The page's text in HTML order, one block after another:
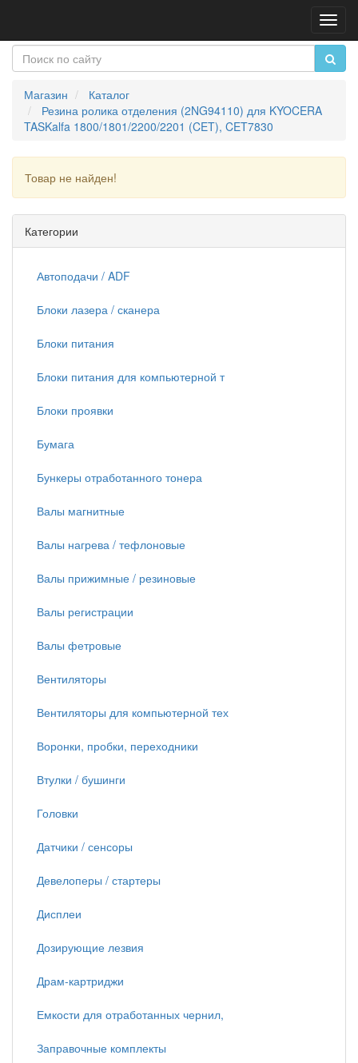
Магазин
Каталог
Резина ролика отделения (2NG94110) для KYOCERA
TASKalfa 1800/1801/2200/2201 (CET), CET7830
Товар не найден!
Категории
Автоподачи / ADF
Блоки лазера / сканера
Блоки питания
Блоки питания для компьютерной т
Блоки проявки
Бумага
Бункеры отработанного тонера
Валы магнитные
Валы нагрева / тефлоновые
Валы прижимные / резиновые
Валы регистрации
Валы фетровые
Вентиляторы
Вентиляторы для компьютерной тех
Воронки, пробки, переходники
Втулки / бушинги
Головки
Датчики / сенсоры
Девелоперы / стартеры
Дисплеи
Дозирующие лезвия
Драм-картриджи
Емкости для отработанных чернил,
Заправочные комплекты